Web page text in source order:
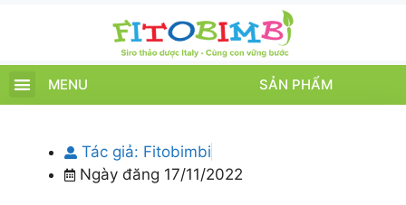
MENU SẢN PHẨM
Tác giả: Fitobimbi
Ngày đăng 17/11/2022